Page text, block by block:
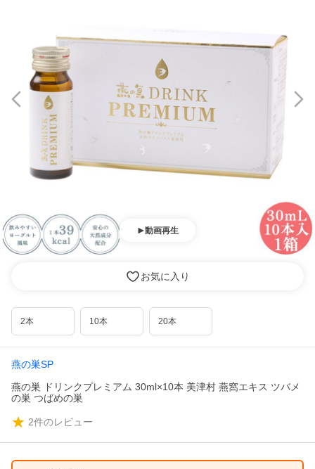
動画再生
お気に入り
2本 10本 20本
燕の巣SP
燕の巣 ドリンクプレミアム 30ml×10本 美津村 燕窩エキス ツバメ
の巣 つばめの巣
2件のレビュー